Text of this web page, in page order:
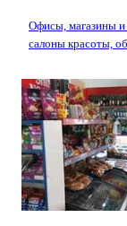
Офисы, магазины и
салоны красоты,
Arena Park